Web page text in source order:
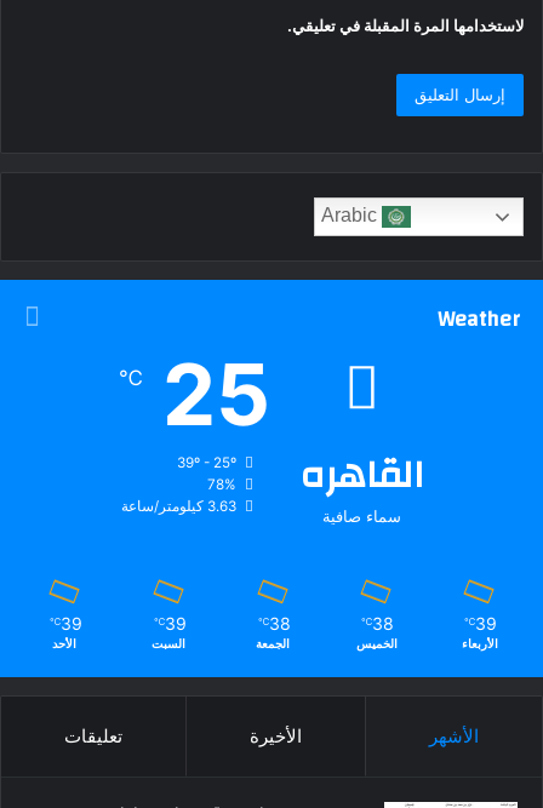
لاستخدامها المرة المقبلة في تعليقي.
Weather
القاهره
سماء صافية
25
℃
78%
3.63 كيلومتر/ساعة
39
℃
الأربعاء
38
℃
الخميس
38
℃
الجمعة
39
℃
السبت
39
℃
الأحد
الأشهر الأخيرة تعليقات